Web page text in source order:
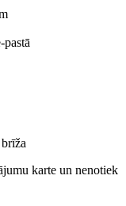
karte un nenotiek